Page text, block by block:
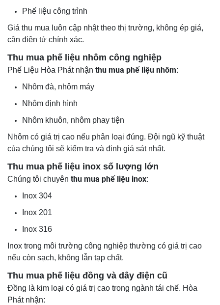
Phế liệu công trình
Giá thu mua luôn cập nhật theo thị trường, không ép giá,
cân điện tử chính xác.
Thu mua phế liệu nhôm công nghiệp
Phế Liệu Hòa Phát nhận thu mua phế liệu nhôm:
Nhôm đà, nhôm máy
Nhôm định hình
Nhôm khuôn, nhôm phay tiện
Nhôm có giá trị cao nếu phân loại đúng. Đội ngũ kỹ thuật
của chúng tôi sẽ kiểm tra và định giá sát nhất.
Thu mua phế liệu inox số lượng lớn
Chúng tôi chuyên thu mua phế liệu inox:
Inox 304
Inox 201
Inox 316
Inox trong môi trường công nghiệp thường có giá trị cao
nếu còn sạch, không lẫn tạp chất.
Thu mua phế liệu đồng và dây điện cũ
Đồng là kim loại có giá trị cao trong ngành tái chế. Hòa
Phát nhận: